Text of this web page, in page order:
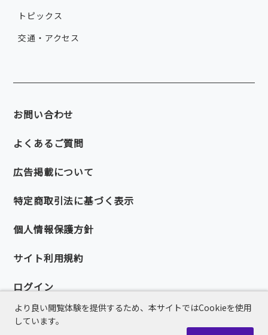
トピックス
交通・アクセス
お問い合わせ
よくあるご質問
広告掲載について
特定商取引法に基づく表示
個人情報保護方針
サイト利用規約
ログイン
より良い閲覧体験を提供するため、本サイトではCookieを使用
しています。